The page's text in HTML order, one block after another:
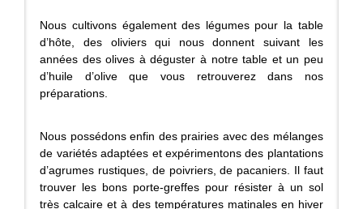
Nous cultivons également des légumes pour la table
d’hôte, des oliviers qui nous donnent suivant les
années des olives à déguster à notre table et un peu
d’huile d’olive que vous retrouverez dans nos
préparations.
Nous possédons enfin des prairies avec des mélanges
de variétés adaptées et expérimentons des plantations
d’agrumes rustiques, de poivriers, de pacaniers. Il faut
trouver les bons porte-greffes pour résister à un sol
très calcaire et à des températures matinales en hiver